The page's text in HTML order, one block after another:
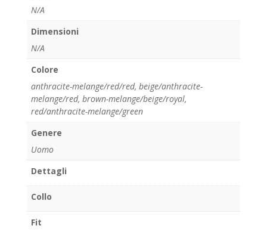
N/A
Dimensioni
N/A
Colore
anthracite-melange/red/red, beige/anthracite-
melange/red, brown-melange/beige/royal,
red/anthracite-melange/green
Genere
Uomo
Dettagli
Collo
Fit